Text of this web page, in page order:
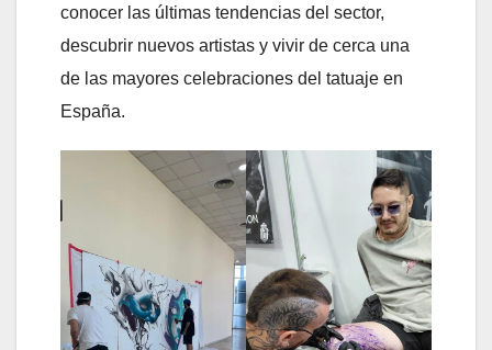
conocer las últimas tendencias del sector,
descubrir nuevos artistas y vivir de cerca una
de las mayores celebraciones del tatuaje en
España.